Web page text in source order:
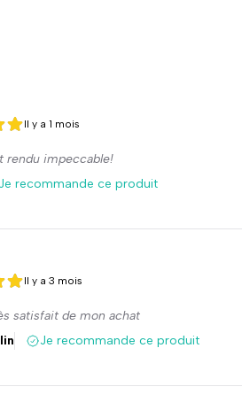
5
Il y a 1 mois
rendu impeccable!
Je recommande ce produit
5
Il y a 3 mois
satisfait de mon achat
Je recommande ce produit